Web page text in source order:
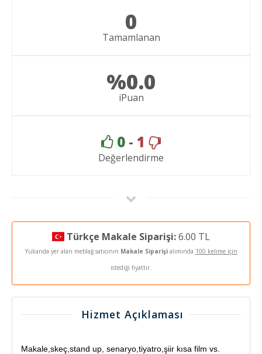
0
Tamamlanan
%0.0
iPuan
0 - 1
Değerlendirme
Türkçe Makale Siparişi:6.00 TL
Yukarıda yer alan meblağ satıcının Makale Siparişialımında 100 kelime için
istediği fiyattır.
Hizmet Açıklaması
Makale,skeç,stand up, senaryo,tiyatro,şiir kısa film vs.